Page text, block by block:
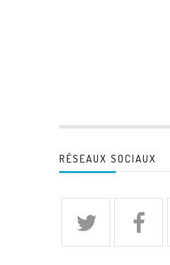
RÉSEAUX SOCIAUX